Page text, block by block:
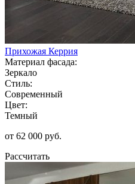
Прихожая Керрия
Материал фасада:
Зеркало
Стиль:
Современный
Цвет:
Темный
от 62 000 руб.
Рассчитать